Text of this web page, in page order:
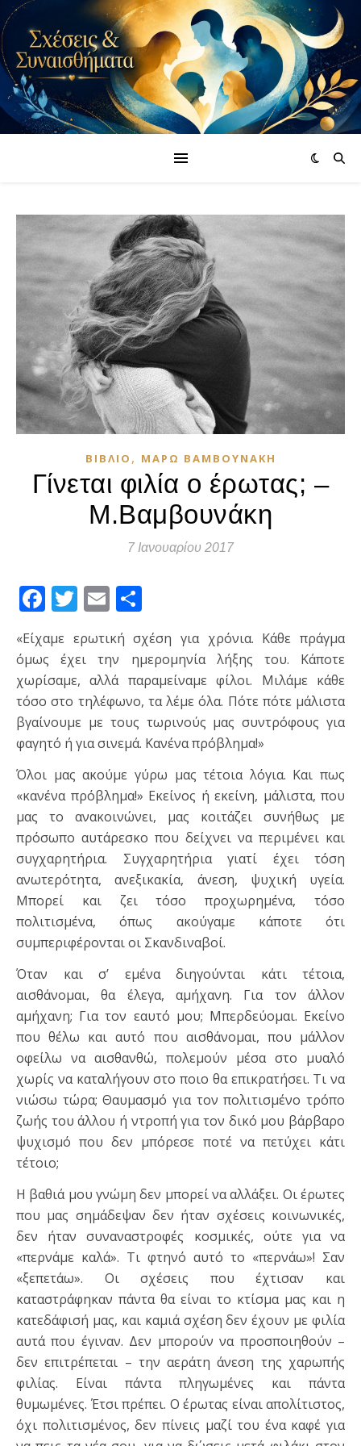
ΒΙΒΛΊΟ , ΜΆΡΩ ΒΑΜΒΟΥΝΆΚΗ
Γίνεται φιλία ο έρωτας; –
Μ.Βαμβουνάκη
7 Ιανουαρίου 2017
Facebook
Twitter
Email
«Είχαμε ερωτική σχέση για χρόνια. Κάθε πράγμα
όμως έχει την ημερομηνία λήξης του. Κάποτε
χωρίσαμε, αλλά παραμείναμε φίλοι. Μιλάμε κάθε
τόσο στο τηλέφωνο, τα λέμε όλα. Πότε πότε μάλιστα
βγαίνουμε με τους τωρινούς μας συντρόφους για
φαγητό ή για σινεμά. Κανένα πρόβλημα!»
Όλοι μας ακούμε γύρω μας τέτοια λόγια. Και πως
«κανένα πρόβλημα!» Εκείνος ή εκείνη, μάλιστα, που
μας το ανακοινώνει, μας κοιτάζει συνήθως με
πρόσωπο αυτάρεσκο που δείχνει να περιμένει και
συγχαρητήρια. Συγχαρητήρια γιατί έχει τόση
ανωτερότητα, ανεξικακία, άνεση, ψυχική υγεία.
Μπορεί και ζει τόσο προχωρημένα, τόσο
πολιτισμένα, όπως ακούγαμε κάποτε ότι
συμπεριφέρονται οι Σκανδιναβοί.
Όταν και σ’ εμένα διηγούνται κάτι τέτοια,
αισθάνομαι, θα έλεγα, αμήχανη. Για τον άλλον
αμήχανη; Για τον εαυτό μου; Μπερδεύομαι. Εκείνο
που θέλω και αυτό που αισθάνομαι, που μάλλον
οφείλω να αισθανθώ, πολεμούν μέσα στο μυαλό
χωρίς να καταλήγουν στο ποιο θα επικρατήσει. Τι να
νιώσω τώρα; Θαυμασμό για τον πολιτισμένο τρόπο
ζωής του άλλου ή ντροπή για τον δικό μου βάρβαρο
ψυχισμό που δεν μπόρεσε ποτέ να πετύχει κάτι
τέτοιο;
Η βαθιά μου γνώμη δεν μπορεί να αλλάξει. Οι έρωτες
που μας σημάδεψαν δεν ήταν σχέσεις κοινωνικές,
δεν ήταν συναναστροφές κοσμικές, ούτε για να
«περνάμε καλά». Τι φτηνό αυτό το «περνάω»! Σαν
«ξεπετάω». Οι σχέσεις που έχτισαν και
καταστράφηκαν πάντα θα είναι το κτίσμα μας και η
κατεδάφισή μας, και καμιά σχέση δεν έχουν με φιλία
αυτά που έγιναν. Δεν μπορούν να προσποιηθούν –
δεν επιτρέπεται – την αεράτη άνεση της χαρωπής
φιλίας. Είναι πάντα πληγωμένες και πάντα
θυμωμένες. Έτσι πρέπει. Ο έρωτας είναι απολίτιστος,
όχι πολιτισμένος, δεν πίνεις μαζί του ένα καφέ για